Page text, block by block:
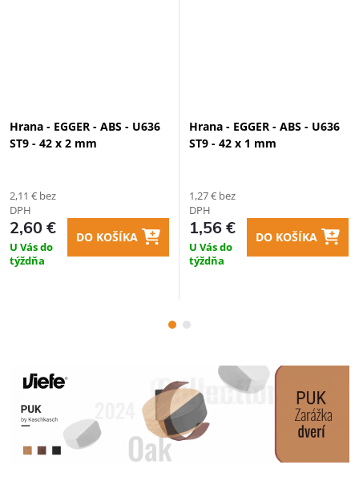
Hrana - EGGER - ABS - U636
ST9 - 42 x 2 mm
2,11 € bez
DPH
2,60 €
U Vás do
týždňa
DO KOŠÍKA
Hrana - EGGER - ABS - U636
ST9 - 42 x 1 mm
1,27 € bez
DPH
1,56 €
U Vás do
týždňa
DO KOŠÍKA